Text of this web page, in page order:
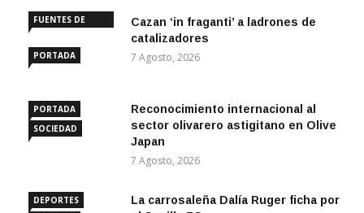
FUENTES DE
PORTADA
Cazan ‘in fraganti’ a ladrones de
catalizadores
7 Agosto, 2026
PORTADA
SOCIEDAD
Reconocimiento internacional al
sector olivarero astigitano en Olive
Japan
7 Agosto, 2026
DEPORTES
La carrosaleña Dalía Ruger ficha por